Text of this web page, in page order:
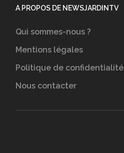
A PROPOS DE NEWSJARDINTV
Qui sommes-nous ?
Mentions légales
Politique de confidentialité
Nous contacter